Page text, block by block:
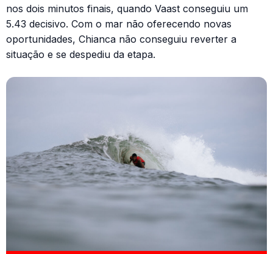
nos dois minutos finais, quando Vaast conseguiu um
5.43 decisivo. Com o mar não oferecendo novas
oportunidades, Chianca não conseguiu reverter a
situação e se despediu da etapa.